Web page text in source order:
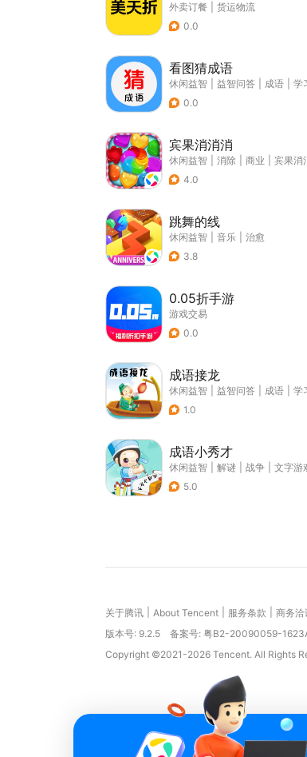
外卖订餐
货运物流
0.0
看图猜成语
休闲益智 益智问答 成语
学
0.0
宾果消消消
休闲益智 消除 商业
宾果消
4.0
跳舞的线
休闲益智 音乐
治愈
3.8
0.05折手游
游戏交易
0.0
成语接龙
休闲益智 益智问答 成语
学
1.0
成语小秀才
休闲益智 解谜 战争
文字游
5.0
关于腾讯 About Tencent 服务条款 商务洽
版本号: 9.2.5 备案号: 粤B2-20090059-
Copyright ©2021-2026 Tencent. All Rights